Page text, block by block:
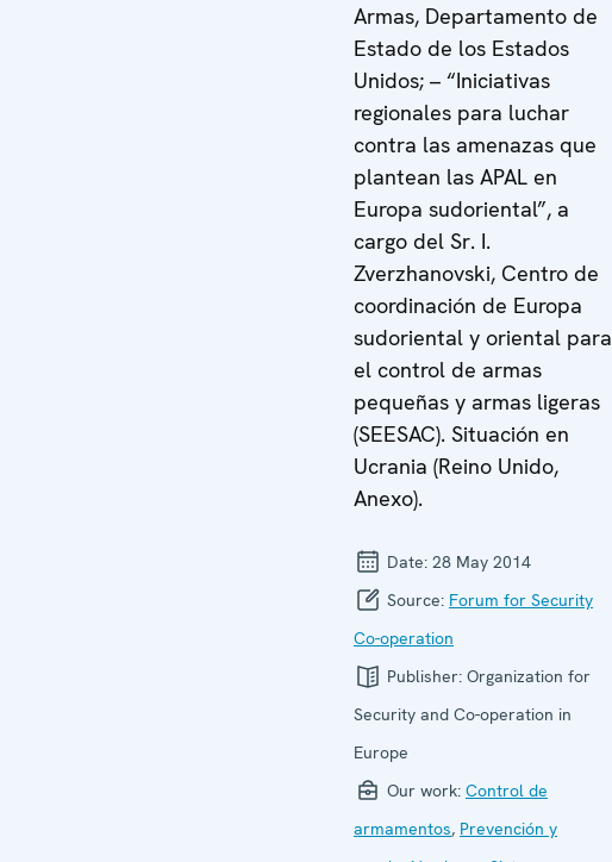
Armas, Departamento de
Estado de los Estados
Unidos; – “Iniciativas
regionales para luchar
contra las amenazas que
plantean las APAL en
Europa sudoriental”, a
cargo del Sr. I.
Zverzhanovski, Centro de
coordinación de Europa
sudoriental y oriental para
el control de armas
pequeñas y armas ligeras
(SEESAC). Situación en
Ucrania (Reino Unido,
Anexo).
Date: 28 May 2014
Source: Forum for Security
Co-operation
Publisher: Organization for
Security and Co-operation in
Europe
Our work: Control de
armamentos, Prevención y